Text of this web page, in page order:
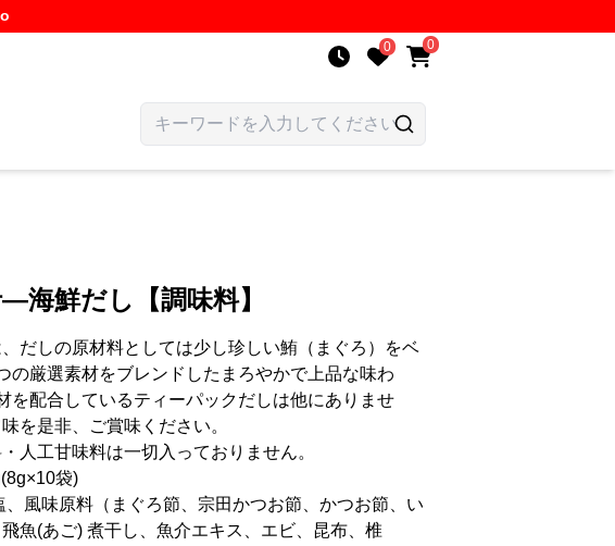
0 0
海鮮だし【調味料】
だしの原材料としては少し珍しい鮪（まぐろ）をベ
の厳選素材をブレンドしたまろやかで上品な味わ
を配合しているティーパックだしは他にありませ
を是非、ご賞味ください。
人工甘味料は一切入っておりません。
袋)
、風味原料（まぐろ節、宗田かつお節、かつお節、い
魚(あご) 煮干し、魚介エキス、エビ、昆布、椎